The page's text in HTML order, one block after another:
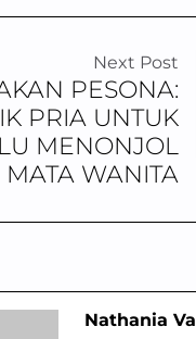
Next Post
PESONA:
PRIA UNTUK
MENONJOL
MATA WANITA
Nathania